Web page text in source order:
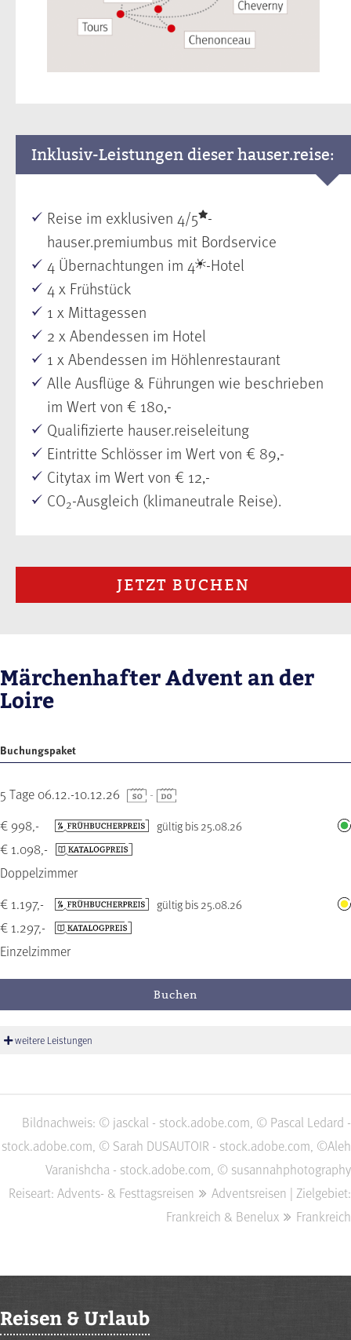
Inklusiv-Leistungen dieser hauser.reise:
Reise im exklusiven 4/5 -
hauser.premiumbus mit Bordservice
4 Übernachtungen im 4 -Hotel
4 x Frühstück
1 x Mittagessen
2 x Abendessen im Hotel
1 x Abendessen im Höhlenrestaurant
Alle Ausflüge & Führungen wie beschrieben
im Wert von € 180,-
Qualifizierte hauser.reiseleitung
Eintritte Schlösser im Wert von € 89,-
Citytax im Wert von € 12,-
CO2-Ausgleich (klimaneutrale Reise).
JETZT BUCHEN
Märchenhafter Advent an der
Loire
Buchungspaket
5 Tage 06.12.-10.12.26 -
Doppelzimmer
€ 998,- gültig bis 25.08.26
€ 1.098,-
Einzelzimmer
€ 1.197,- gültig bis 25.08.26
€ 1.297,-
Buchen
weitere Leistungen
Bildnachweis: © jasckal - stock.adobe.com, © Pascal Ledard -
stock.adobe.com, © Sarah DUSAUTOIR - stock.adobe.com, ©Aleh
Varanishcha - stock.adobe.com, © susannahphotography
Reiseart: Advents- & Festtagsreisen
Adventsreisen | Zielgebiet:
Frankreich & Benelux
Frankreich
Reisen & Urlaub